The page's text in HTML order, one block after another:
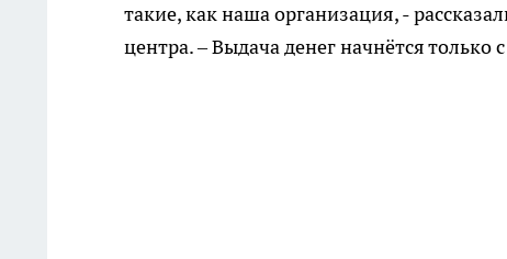
такие, как наша организация, -
центра. – Выдача денег начнётся только